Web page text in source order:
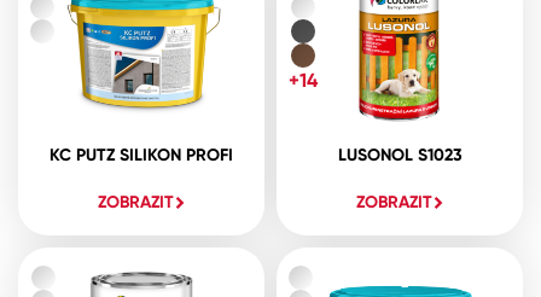
KC PUTZ SILIKON PROFI
ZOBRAZIT
LUSONOL S1023
ZOBRAZIT
+14